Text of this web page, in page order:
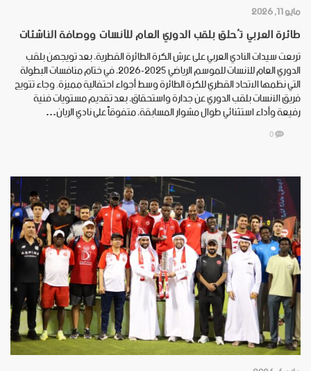
مايو 11, 2026
طائرة العربي تُحلق بلقب الدوري العام للآنسات ووصافة الناشئات
تربعت سيدات النادي العربي على عرش الكرة الطائرة القطرية، بعد تويجهن بلقب
الدوري العام للآنسات للموسم الرياضي 2025-2026، في ختام منافسات البطولة
التي نظمها الاتحاد القطري للكرة الطائرة وسط أجواء احتفالية مميزة. وجاء تتويج
فريق الآنسات بلقب الدوري عن جدارة واستحقاق، بعد تقديم مستويات فنية
رفيعة وأداء استثنائي طوال مشوار المسابقة، متفوقاً على نادي الريان…
0